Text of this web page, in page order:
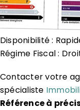
Disponibilité :
Régime Fiscal :
Contacter votre
spécialiste
Référence à